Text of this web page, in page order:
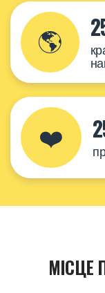
🌎
❤️
МІСЦЕ